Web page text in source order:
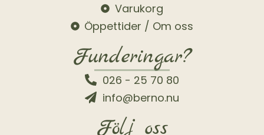
Varukorg
Öppettider / Om oss
Funderingar?
026 - 25 70 80
info@berno.nu
Följ oss